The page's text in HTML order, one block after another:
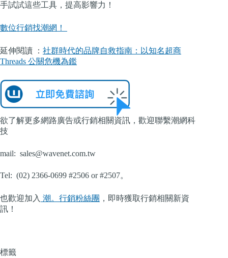
手試試這些工具，提高影響力！
數位行銷找潮網！
延伸閱讀 ： 社群時代的品牌自救指南：以知名超商
Threads 公關危機為鑑
欲了解更多網路廣告或行銷相關資訊，歡迎聯繫潮網科
技
mail: sales@wavenet.com.tw
Tel: (02) 2366-0699 #2506 or #2507。
也歡迎加入 潮。行銷粉絲團 ，即時獲取行銷相關新資
訊！
標籤